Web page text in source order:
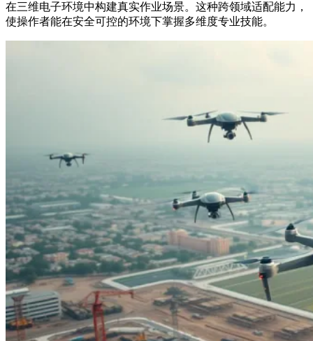
在三维电子环境中构建真实作业场景。这种跨领域适配能力，
使操作者能在安全可控的环境下掌握多维度专业技能。